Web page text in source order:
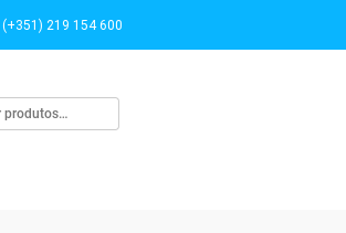
(+351) 219 154 600